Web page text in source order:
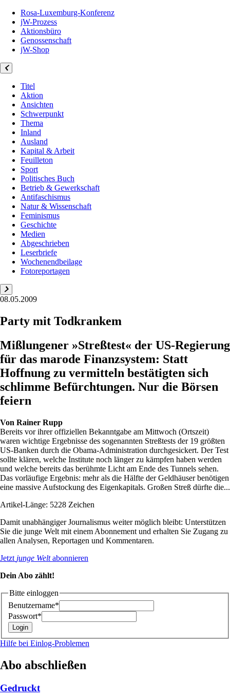
Rosa-Luxemburg-Konferenz
jW-Prozess
Aktionsbüro
Genossenschaft
jW-Shop
Titel
Aktion
Ansichten
Schwerpunkt
Thema
Inland
Ausland
Kapital & Arbeit
Feuilleton
Sport
Politisches Buch
Betrieb & Gewerkschaft
Antifaschismus
Natur & Wissenschaft
Feminismus
Geschichte
Medien
Abgeschrieben
Leserbriefe
Wochenendbeilage
Fotoreportagen
08.05.2009
Party mit Todkrankem
Mißlungener »Streßtest« der US-Regierung
für das marode Finanzsystem: Statt
Hoffnung zu vermitteln bestätigten sich
schlimme Befürchtungen. Nur die Börsen
feiern
Von Rainer Rupp
Bereits vor ihrer offiziellen Bekanntgabe am Mittwoch (Ortszeit)
waren wichtige Ergebnisse des sogenannten Streßtests der 19 größten
US-Banken durch die Obama-Administration durchgesickert. Der Test
sollte klären, welche Institute noch länger zu kämpfen haben werden
und welche bereits das berühmte Licht am Ende des Tunnels sehen.
Das vorläufige Ergebnis: mehr als die Hälfte der Geldhäuser benötigen
eine massive Aufstockung des Eigenkapitals. Großen Streß dürfte die...
Artikel-Länge: 5228 Zeichen
Damit unabhängiger Journalismus weiter möglich bleibt: Unterstützen
Sie die junge Welt mit einem Abonnement und erhalten Sie Zugang zu
allen Analysen, Reportagen und Kommentaren.
Jetzt junge Weltabonnieren
Dein Abo zählt!
Bitte einloggen
Benutzername*
Passwort*
Hilfe bei Einlog-Problemen
Abo abschließen
Gedruckt